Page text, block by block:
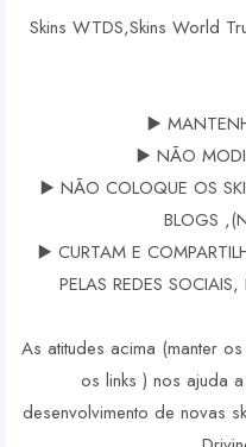
Skins WTDS,Skins World
▶️
▶️ NÃO
▶️ NÃO COLOQUE OS
BLOGS
▶️ CURTAM E
PELAS REDES
As atitudes acima (manter
os links ) nos ajuda
desenvolvimento de novas